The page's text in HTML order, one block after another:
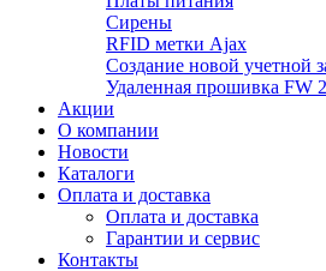
Сирены
RFID метки Ajax
Создание новой учетной
Удаленная прошивка FW
Акции
О компании
Новости
Каталоги
Оплата и доставка
Оплата и доставка
Гарантии и сервис
Контакты